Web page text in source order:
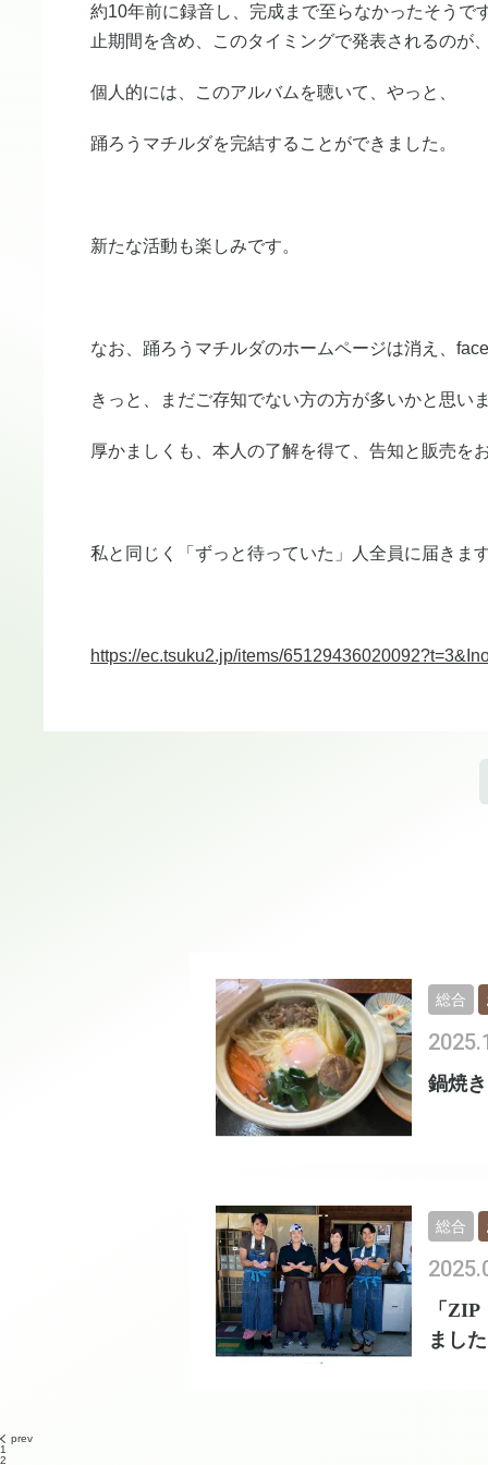
約10年前に録音し、完成まで至らなかったそう
止期間を含め、このタイミングで発表されるのが
個人的には、このアルバムを聴いて、やっと、
踊ろうマチルダを完結することができました。
新たな活動も楽しみです。
なお、踊ろうマチルダのホームページは消え、
きっと、まだご存知でない方の方が多いかと思い
厚かましくも、本人の了解を得て、告知と販売を
私と同じく「ずっと待っていた」人全員に届きま
https://ec.tsuku2.jp/items/
鍋焼
総合
「
まし
総合
prev
1
2